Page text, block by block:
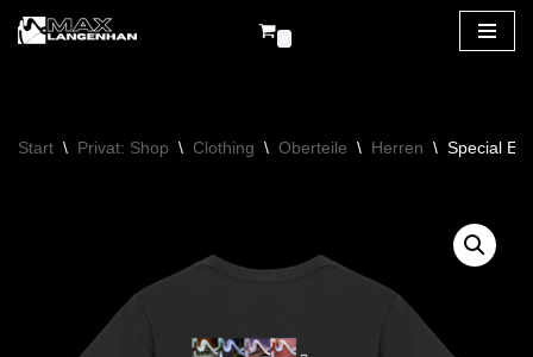
Start \ Privat: Shop \ Clothing \ Oberteile \ Herren \ Special